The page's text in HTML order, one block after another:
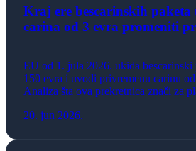
Kraj ere bescarinskih paketa
carina od 3 evra promeniti
EU od 1. jula 2026. ukida bescarinski
150 evra i uvodi privremenu carinu
Analiza šta ova prekretnica znači za
20. jun 2026.